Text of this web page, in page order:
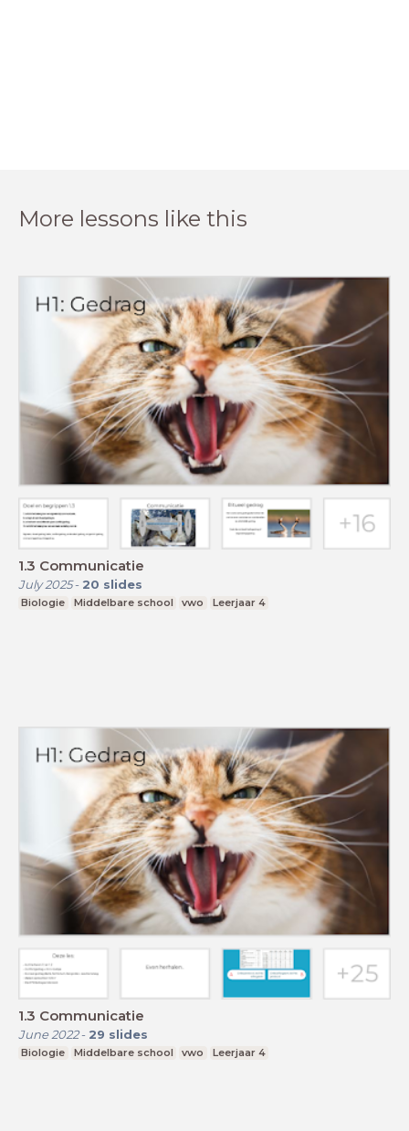
More lessons like this
1.3 Communicatie
July 2025- 20 slides
Biologie Middelbare school vwo Leerjaar 4
1.3 Communicatie
June 2022- 29 slides
Biologie Middelbare school vwo Leerjaar 4